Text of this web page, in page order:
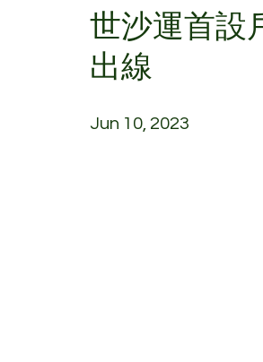
世沙運首設
出線
Jun 10, 2023